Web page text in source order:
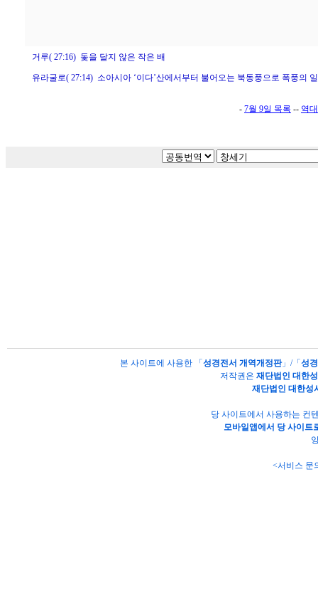
거루( 27:16) 돛을 달지 않은 작은 배
유라굴로( 27:14) 소아시아 ‘이다’산에서부터 불어오는 북동풍으로 폭풍의
- 7월 9일 목록 -- 역
본 사이트에 사용한 「 성경전서 개역개정판」/「 성
저작권은 재단법인 대한
재단법인 대한성
당 사이트에서 사용하는 컨
모바일앱에서 당 사이트
<서비스 문